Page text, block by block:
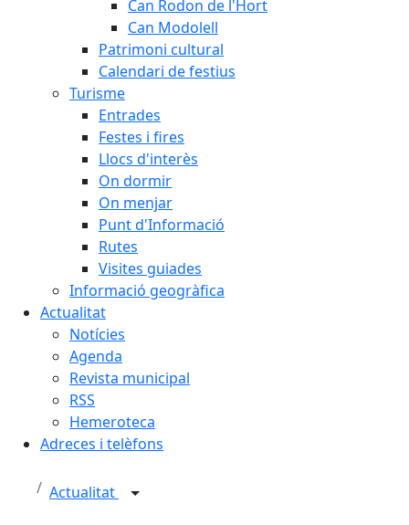
Can Rodon de l'Hort
Can Modolell
Patrimoni cultural
Calendari de festius
Turisme
Entrades
Festes i fires
Llocs d'interès
On dormir
On menjar
Punt d'Informació
Rutes
Visites guiades
Informació geogràfica
Actualitat
Notícies
Agenda
Revista municipal
RSS
Hemeroteca
Adreces i telèfons
Actualitat